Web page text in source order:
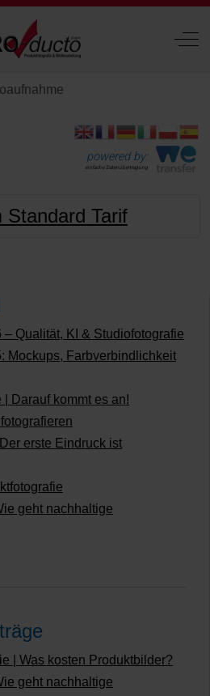
Off-
powered by:
einfache Datenübertragung
Standard Tarif
– Qualität, KI & Studiofotografie
Mockups, Farbverbindlichkeit
Darauf kommt es an!
erste Eindruck ist
geht nachhaltige
| Was kosten Produktbilder?
geht nachhaltige